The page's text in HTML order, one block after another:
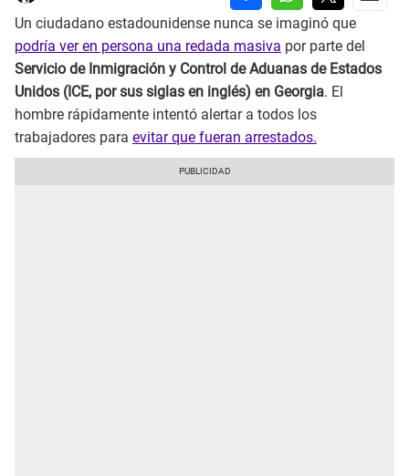
Un ciudadano estadounidense nunca se imaginó que
podría ver en persona una redada masiva por parte del
Servicio de Inmigración y Control de Aduanas de Estados
Unidos (ICE, por sus siglas en inglés) en Georgia. El
hombre rápidamente intentó alertar a todos los
trabajadores para evitar que fueran arrestados.